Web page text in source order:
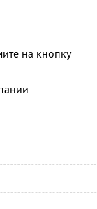
на кнопку